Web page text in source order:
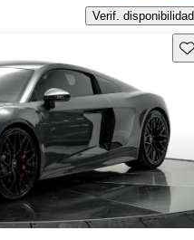
Verif. disponibilidad